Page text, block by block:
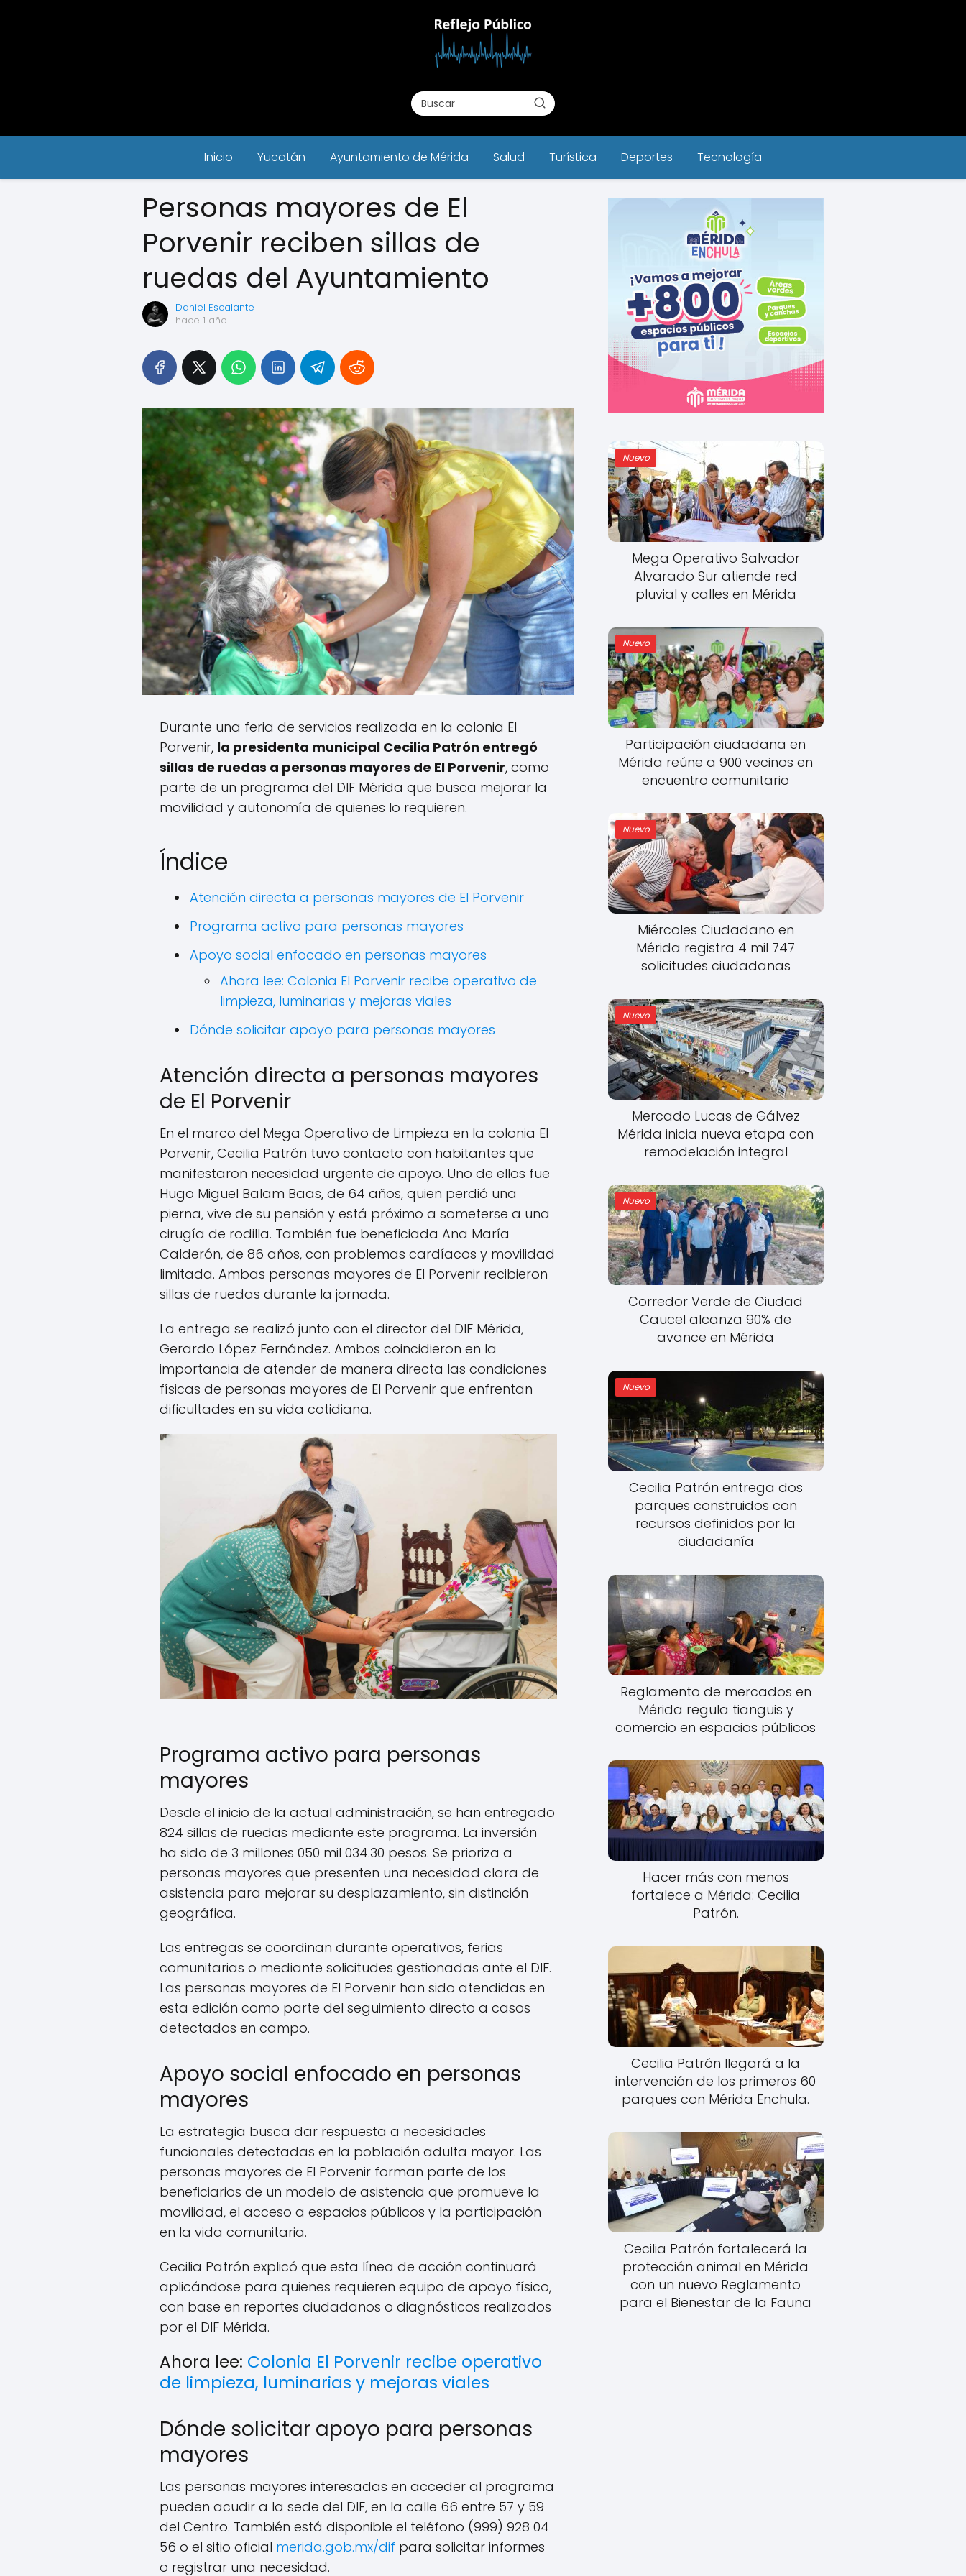
Inicio Yucatán Ayuntamiento de Mérida Salud Turística Deportes Tecnología
Personas mayores de El
Porvenir reciben sillas de
ruedas del Ayuntamiento
Daniel Escalante
hace 1 año
Durante una feria de servicios realizada en la colonia El
Porvenir, la presidenta municipal Cecilia Patrón entregó
sillas de ruedas a personas mayores de El Porvenir, como
parte de un programa del DIF Mérida que busca mejorar la
movilidad y autonomía de quienes lo requieren.
Índice
Atención directa a personas mayores de El Porvenir
Programa activo para personas mayores
Apoyo social enfocado en personas mayores
Ahora lee: Colonia El Porvenir recibe operativo de
limpieza, luminarias y mejoras viales
Dónde solicitar apoyo para personas mayores
Atención directa a personas mayores
de El Porvenir
En el marco del Mega Operativo de Limpieza en la colonia El
Porvenir, Cecilia Patrón tuvo contacto con habitantes que
manifestaron necesidad urgente de apoyo. Uno de ellos fue
Hugo Miguel Balam Baas, de 64 años, quien perdió una
pierna, vive de su pensión y está próximo a someterse a una
cirugía de rodilla. También fue beneficiada Ana María
Calderón, de 86 años, con problemas cardíacos y movilidad
limitada. Ambas personas mayores de El Porvenir recibieron
sillas de ruedas durante la jornada.
La entrega se realizó junto con el director del DIF Mérida,
Gerardo López Fernández. Ambos coincidieron en la
importancia de atender de manera directa las condiciones
físicas de personas mayores de El Porvenir que enfrentan
dificultades en su vida cotidiana.
Programa activo para personas
mayores
Desde el inicio de la actual administración, se han entregado
824 sillas de ruedas mediante este programa. La inversión
ha sido de 3 millones 050 mil 034.30 pesos. Se prioriza a
personas mayores que presenten una necesidad clara de
asistencia para mejorar su desplazamiento, sin distinción
geográfica.
Las entregas se coordinan durante operativos, ferias
comunitarias o mediante solicitudes gestionadas ante el DIF.
Las personas mayores de El Porvenir han sido atendidas en
esta edición como parte del seguimiento directo a casos
detectados en campo.
Apoyo social enfocado en personas
mayores
La estrategia busca dar respuesta a necesidades
funcionales detectadas en la población adulta mayor. Las
personas mayores de El Porvenir forman parte de los
beneficiarios de un modelo de asistencia que promueve la
movilidad, el acceso a espacios públicos y la participación
en la vida comunitaria.
Cecilia Patrón explicó que esta línea de acción continuará
aplicándose para quienes requieren equipo de apoyo físico,
con base en reportes ciudadanos o diagnósticos realizados
por el DIF Mérida.
Ahora lee: Colonia El Porvenir recibe operativo
de limpieza, luminarias y mejoras viales
Dónde solicitar apoyo para personas
mayores
Las personas mayores interesadas en acceder al programa
pueden acudir a la sede del DIF, en la calle 66 entre 57 y 59
del Centro. También está disponible el teléfono (999) 928 04
56 o el sitio oficial merida.gob.mx/dif para solicitar informes
o registrar una necesidad.
Nuevo
Mega Operativo Salvador
Alvarado Sur atiende red
pluvial y calles en Mérida
Nuevo
Participación ciudadana en
Mérida reúne a 900 vecinos en
encuentro comunitario
Nuevo
Miércoles Ciudadano en
Mérida registra 4 mil 747
solicitudes ciudadanas
Nuevo
Mercado Lucas de Gálvez
Mérida inicia nueva etapa con
remodelación integral
Nuevo
Corredor Verde de Ciudad
Caucel alcanza 90% de
avance en Mérida
Nuevo
Cecilia Patrón entrega dos
parques construidos con
recursos definidos por la
ciudadanía
Reglamento de mercados en
Mérida regula tianguis y
comercio en espacios públicos
Hacer más con menos
fortalece a Mérida: Cecilia
Patrón.
Cecilia Patrón llegará a la
intervención de los primeros 60
parques con Mérida Enchula.
Cecilia Patrón fortalecerá la
protección animal en Mérida
con un nuevo Reglamento
para el Bienestar de la Fauna